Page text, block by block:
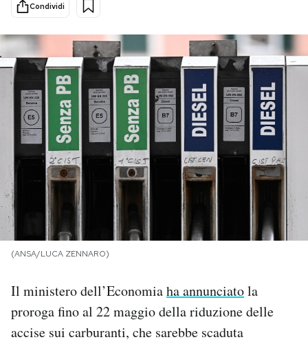
Internet
Cultura
Economia
Sport
Europa
Altrecose
Mondiali calcio 2026
PODCAST
NEWSLETTER
I MIEI PREFERITI
SHOP
CALENDARIO
Condividi
(ANSA/LUCA ZENNARO)
Il ministero dell’Economiaha annunciatola
proroga fino al 22 maggio della riduzione delle
accise sui carburanti, che sarebbe scaduta